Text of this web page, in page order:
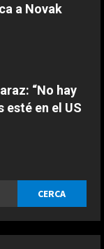
a Novak
“No hay
esté en el US
favoritismo
al mejor